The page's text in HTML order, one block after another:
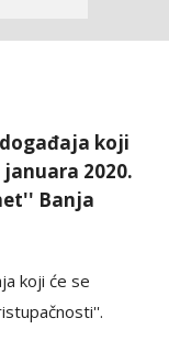
koji
2020.
Banja
koji će se